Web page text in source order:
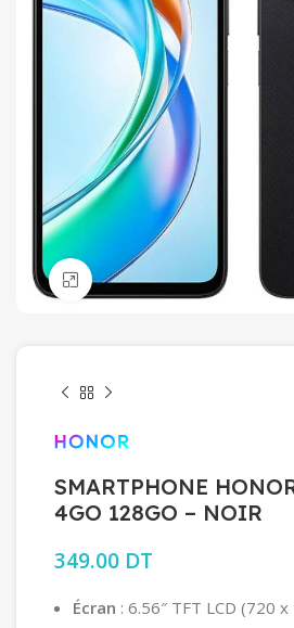
Click to enlarge
SMARTPHONE
4GO 128GO – NOIR
349.00 DT
Écran : 6.56″ TFT LCD (720